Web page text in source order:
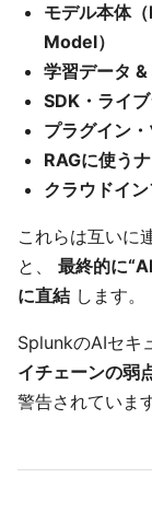
モデル本体
Model）
学習データ &
SDK・ライ
プラグイン
RAGに使う
クラウドイ
これらは互いに
と、 最終的に
に直結 します。
SplunkのAIセキ
イチェーンの弱
警告されています